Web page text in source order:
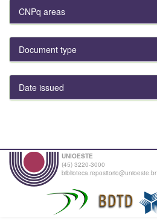
CNPq areas
Document type
Date issued
UNIOESTE
(45) 3220-3000
biblioteca.repositorio@unioeste.br